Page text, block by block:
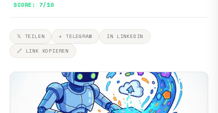
SCORE: 7/10
𝕏 TEILEN ✈ TELEGRAM
IN LINKEDIN
🔗 LINK KOPIEREN